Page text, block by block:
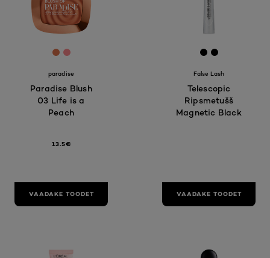
[Color]: #DF724B
[Color]: #ff8a8d
paradise
Paradise Blush
03 Life is a
Peach
13.5€
VAADAKE TOODET
[Color]:
[Color]:
False Lash
Telescopic
Ripsmetušš
Magnetic Black
VAADAKE TOODET